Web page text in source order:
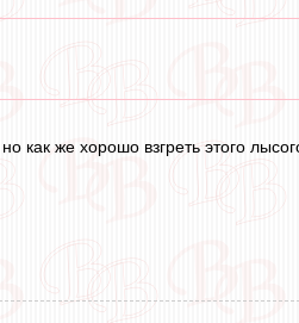
как же хорошо взгреть этого